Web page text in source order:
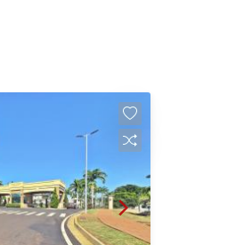
19
20
Aug/Thu